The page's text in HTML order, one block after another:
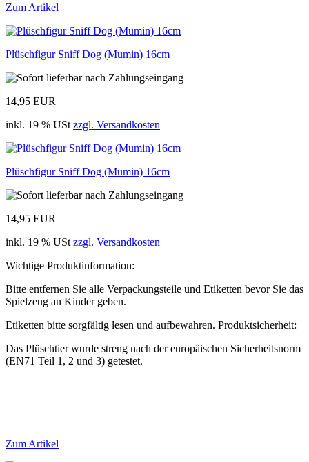
Zum Artikel
Plüschfigur Sniff Dog (Mumin) 16cm
14,95 EUR
inkl. 19 % USt zzgl. Versandkosten
Plüschfigur Sniff Dog (Mumin) 16cm
14,95 EUR
inkl. 19 % USt zzgl. Versandkosten
Wichtige Produktinformation:
Bitte entfernen Sie alle Verpackungsteile und Etiketten bevor Sie das
Spielzeug an Kinder geben.
Etiketten bitte sorgfältig lesen und aufbewahren. Produktsicherheit:
Das Plüschtier wurde streng nach der europäischen Sicherheitsnorm
(EN71 Teil 1, 2 und 3) getestet.
Zum Artikel